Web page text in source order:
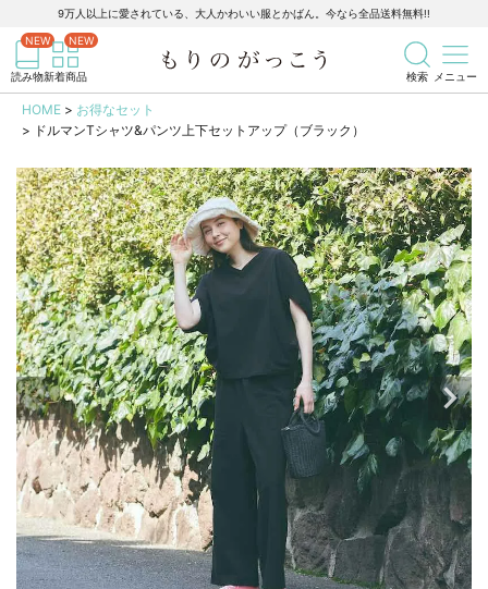
9万人以上に愛されている、大人かわいい服とかばん。今なら全品送料無料!!
読み物新着商品 検索 メニュー
商品を検索 記事を検索
HOME
お得なセット
ドルマンTシャツ&パンツ上下セットアップ（ブラック）